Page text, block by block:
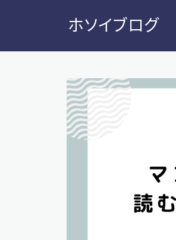
ホソイブログ